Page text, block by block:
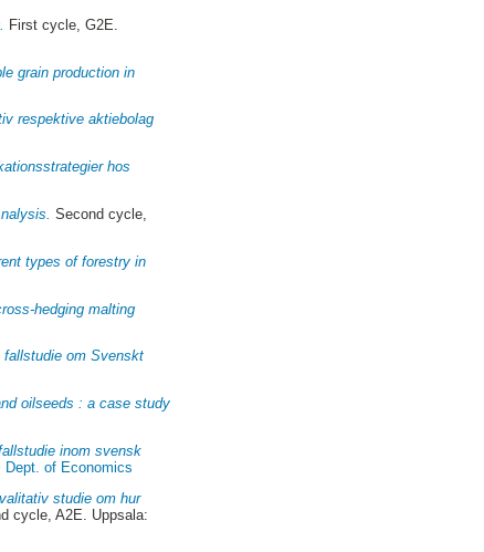
First cycle, G2E.
grain production in
respektive aktiebolag
hos
Second cycle,
types of forestry in
hedging malting
fallstudie om Svenskt
oilseeds : a case study
inom svensk
Dept. of Economics
studie om hur
cycle, A2E. Uppsala: